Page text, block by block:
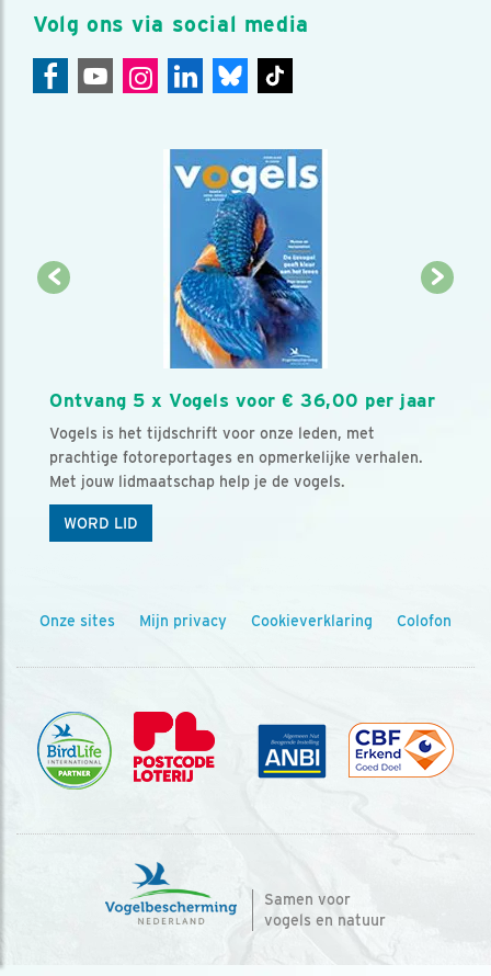
Volg ons via social media
Ontvang 5 x Vogels voor € 36,00 per jaar
Vogels is het tijdschrift voor onze leden, met
prachtige fotoreportages en opmerkelijke verhalen.
Met jouw lidmaatschap help je de vogels.
WORD LID
Onze sites Mijn privacy Cookieverklaring Colofon
Samen voor
vogels en natuur